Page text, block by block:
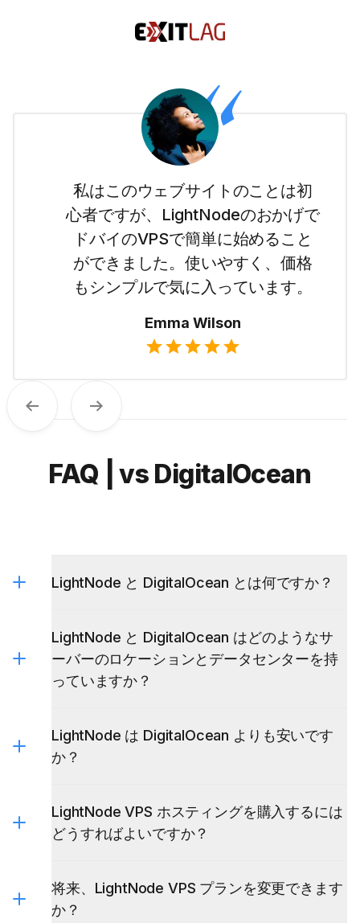
私はこのウェブサイトのことは初
心者ですが、LightNodeのおかげで
ドバイのVPSで簡単に始めること
ができました。使いやすく、価格
もシンプルで気に入っています。
Emma Wilson
Previous Next
FAQ | vs DigitalOcean
LightNode と DigitalOcean とは何ですか？
LightNode と DigitalOcean はどのようなサ
ーバーのロケーションとデータセンターを持
っていますか？
LightNode は DigitalOcean よりも安いです
か？
LightNode VPS ホスティングを購入するには
どうすればよいですか？
将来、LightNode VPS プランを変更できます
か？